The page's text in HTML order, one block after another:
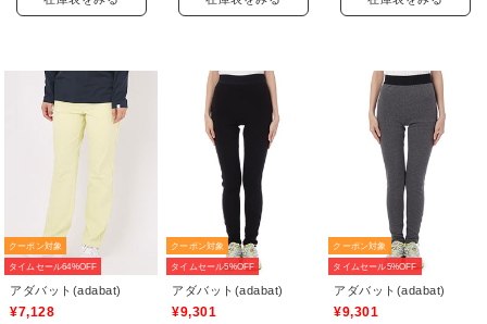
クーポン対象
タイムセール64%OFF
アダバット(adabat)
¥7,128
クーポン対象
タイムセール5%OFF
アダバット(adabat)
¥9,301
クーポン対象
タイムセール5%OFF
アダバット(adabat)
¥9,301